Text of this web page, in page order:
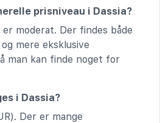
prisniveau i Dassia?
er moderat. Der findes både
mere eksklusive
man kan finde noget for
i Dassia?
Der er mange